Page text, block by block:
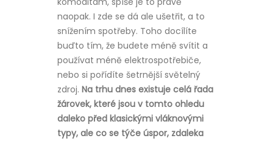
naopak. I zde se dá ale ušetřit, a to
snížením spotřeby. Toho docílíte
buďto tím, že budete méně svítit a
používat méně elektrospotřebiče,
nebo si pořídíte šetrnější světelný
zdroj. Na trhu dnes existuje celá řada
žárovek, které jsou v tomto ohledu
daleko před klasickými vláknovými
typy, ale co se týče úspor, zdaleka